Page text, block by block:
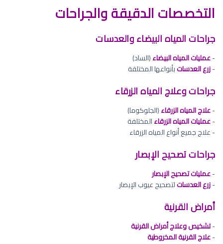
التخصصات الدقيقة والجراحات
جراحات المياه البيضاء والعدسات
-عمليات المياه البيضاء(الساد)
-زرع العدساتبأنواعها المختلفة
جراحات وعلاج المياه الزرقاء
-علاج المياه الزرقاء(الجلوكوما)
-عمليات المياه الزرقاءالمختلفة
- علاج جميع أنواع المياه الزرقاء
جراحات تصحيح الإبصار
-عمليات تصحيح الإبصار
-زرع العدساتلتصحيح عيوب الإبصار
أمراض القرنية
-تشخيص وعلاج أمراض القرنية
-علاج القرنية المخروطية